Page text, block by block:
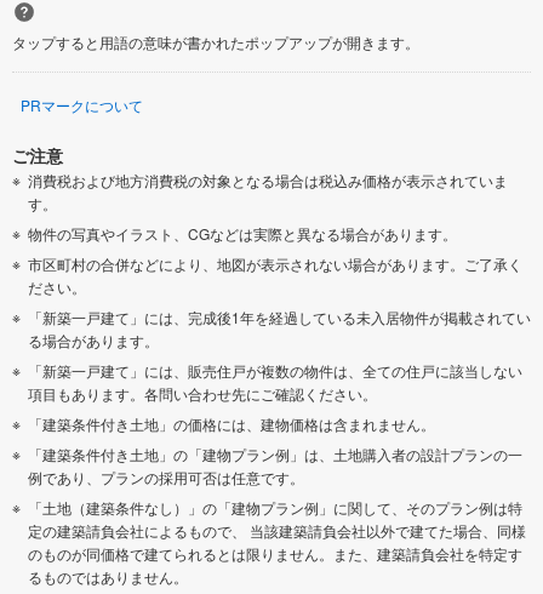
タップすると用語の意味が書かれたポップアップが開きます。
PRマークについて
ご注意
消費税および地方消費税の対象となる場合は税込み価格が表示されていま
す。
物件の写真やイラスト、CGなどは実際と異なる場合があります。
市区町村の合併などにより、地図が表示されない場合があります。ご了承く
ださい。
「新築一戸建て」には、完成後1年を経過している未入居物件が掲載されてい
る場合があります。
「新築一戸建て」には、販売住戸が複数の物件は、全ての住戸に該当しない
項目もあります。各問い合わせ先にご確認ください。
「建築条件付き土地」の価格には、建物価格は含まれません。
「建築条件付き土地」の「建物プラン例」は、土地購入者の設計プランの一
例であり、プランの採用可否は任意です。
「土地（建築条件なし）」の「建物プラン例」に関して、そのプラン例は特
定の建築請負会社によるもので、 当該建築請負会社以外で建てた場合、同様
のものが同価格で建てられるとは限りません。また、建築請負会社を特定す
るものではありません。